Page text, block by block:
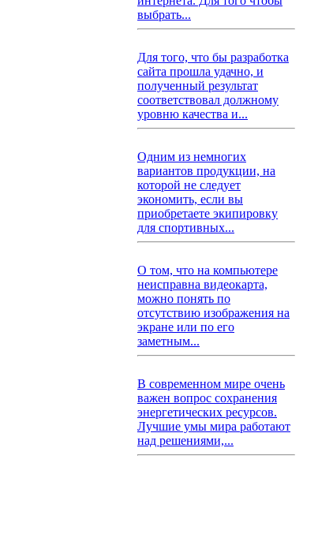
выбрать...
Для того, что бы разработка
сайта прошла удачно, и
полученный результат
соответствовал должному
уровню качества и...
Одним из немногих
вариантов продукции, на
которой не следует
экономить, если вы
приобретаете экипировку
для спортивных...
О том, что на компьютере
неисправна видеокарта,
можно понять по
отсутствию изображения на
экране или по его
заметным...
В современном мире очень
важен вопрос сохранения
энергетических ресурсов.
Лучшие умы мира работают
над решениями,...